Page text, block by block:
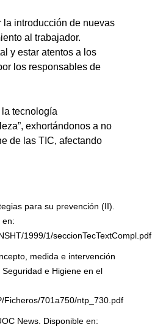
la introducción de nuevas
al trabajador.
y estar atentos a los
los responsables de
tecnología
exhortándonos a no
de las TIC, afectando
para su prevención (II).
en:
1999/1/seccionTecTextCompl.pdf
medida e intervención
e Higiene en el
Ficheros/701a750/ntp_730.pdf
News. Disponible en: